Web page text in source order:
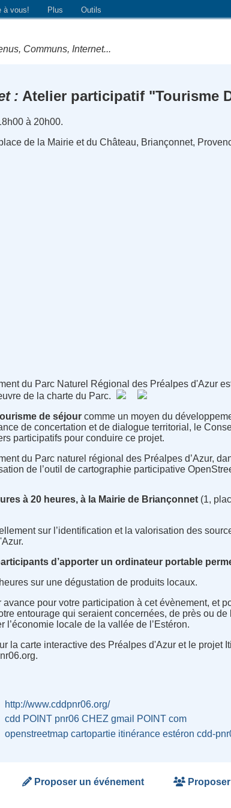
à vous! Plus Outils
Communs, Internet...
Atelier participatif "Tourisme
à 20h00.
de la Mairie et du Château, Briançonnet,
du Parc Naturel Régional des Préalpes d'Azur
de la charte du Parc.
de séjour comme un moyen du
de concertation et de dialogue territorial, le
participatifs pour conduire ce projet.
du Parc naturel régional des Préalpes d’Azur,
de l’outil de cartographie participative
à 20 heures, à la Mairie de Briançonnet (1,
sur l’identification et la valorisation des
d’apporter un ordinateur portable
sur une dégustation de produits locaux.
pour votre participation à cet évènement, et
entourage qui seraient concernées, de près ou
l’économie locale de la vallée de l’Estéron.
la carte interactive des Préalpes d'Azur et le projet
http://www.cddpnr06.org/
cdd POINT pnr06 CHEZ gmail POINT com
openstreetmap cartopartie itinérance estéron cdd-
Proposer un événement Proposer